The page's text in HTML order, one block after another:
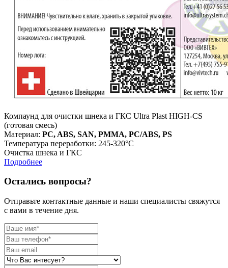
Компаунд для очистки шнека и ГКС Ultra Plast HIGH-CS
(готовая смесь)
Материал: PC, ABS, SAN, PMMA, PC/ABS, PS
Температура переработки: 245-320°С
Очистка шнека и ГКС
Подробнее
Остались вопросы?
Отправьте контактные данные и наши специалисты свяжутся
с вами в течение дня.